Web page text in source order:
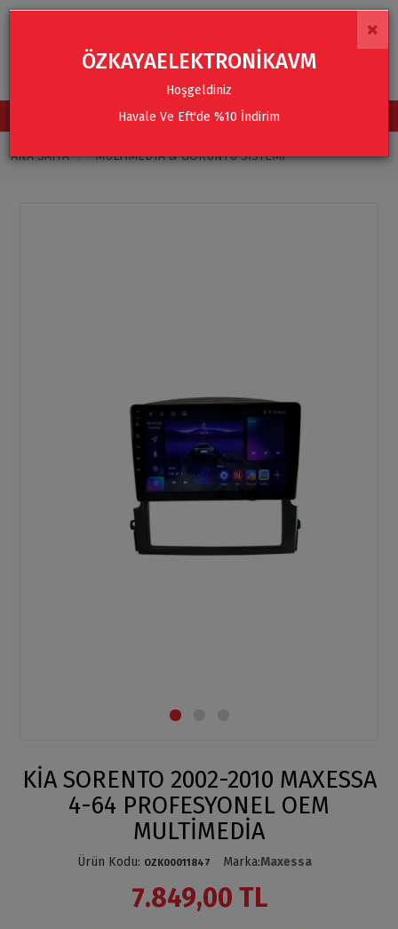
TÜM KATEGORİLER
ANA SAYFA MULTIMEDYA & GÖRÜNTÜ SISTEMI
KİA SORENTO 2002-2010 MAXESSA
4-64 PROFESYONEL OEM
MULTİMEDİA
Ürün Kodu: OZK00011847 Marka:Maxessa
7.849,00 TL
×
ÖZKAYAELEKTRONİKAVM
Hoşgeldiniz
Havale Ve Eft'de %10 İndirim